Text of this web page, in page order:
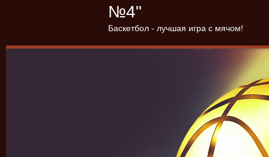
№4"
Баскетбол - лучшая игра с мячом!